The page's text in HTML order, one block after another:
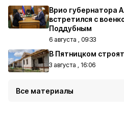
Врио губернатора
встретился с
Поддубным
6 августа , 09:33
В Пятницком
3 августа , 16:06
Все материалы